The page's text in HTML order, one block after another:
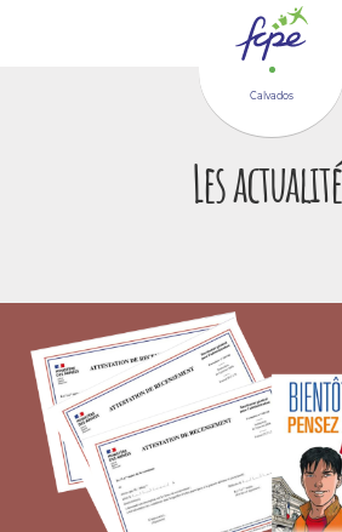
Calvados
Les
Panneau de gestion des cookies